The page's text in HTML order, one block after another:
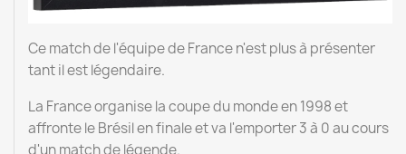
Ce match de l'équipe de France n'est plus à présenter
tant il est légendaire.
La France organise la coupe du monde en 1998 et
affronte le Brésil en finale et va l'emporter 3 à 0 au cours